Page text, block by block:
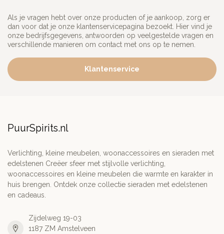
Als je vragen hebt over onze producten of je aankoop, zorg er
dan voor dat je onze klantenservicepagina bezoekt. Hier vind je
onze bedrijfsgegevens, antwoorden op veelgestelde vragen en
verschillende manieren om contact met ons op te nemen.
Klantenservice
PuurSpirits.nl
Verlichting, kleine meubelen, woonaccessoires en sieraden met
edelstenen Creëer sfeer met stijlvolle verlichting,
woonaccessoires en kleine meubelen die warmte en karakter in
huis brengen. Ontdek onze collectie sieraden met edelstenen
en cadeaus.
Zijdelweg 19-03
1187 ZM Amstelveen